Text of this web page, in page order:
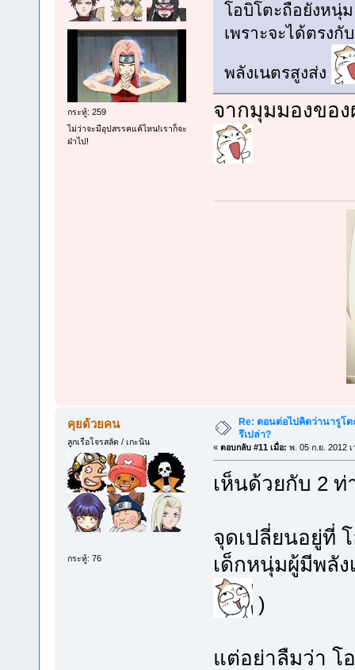
กระทู้: 259
ไม่ว่าจะมีอุปสรรคแค้ไหน!เราก็จะ
ฝ่าไป!
โอบิโตะถือยังหนุ่
เพราะจะได้ตรง
พลังเนตรสูงส่ง
จากมุมมองขอ
คุยด้วยคน
ลูกเรือโจรสลัด / เกะนิน
กระทู้: 76
Re: ตอนต่อไปคิดว่านารูโ
รึเปล่า?
« ตอบกลับ #11 เมื่อ: พ. 05 ก.ย. 2012
เห็นด้วยกับ 2
จุดเปลี่ยนอยู่ที่
เด็กหนุ่มผู้มีพลั
)
แต่อย่าลืมว่า โ